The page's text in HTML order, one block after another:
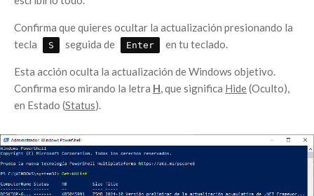
Confirma que quieres ocultar la actualización presionando la
tecla
S seguida de Enter en tu teclado.
Esta acción oculta la actualización de Windows objetivo.
Confirma eso mirando la letra H , que significa Hide(Oculto),
en Estado (Status).